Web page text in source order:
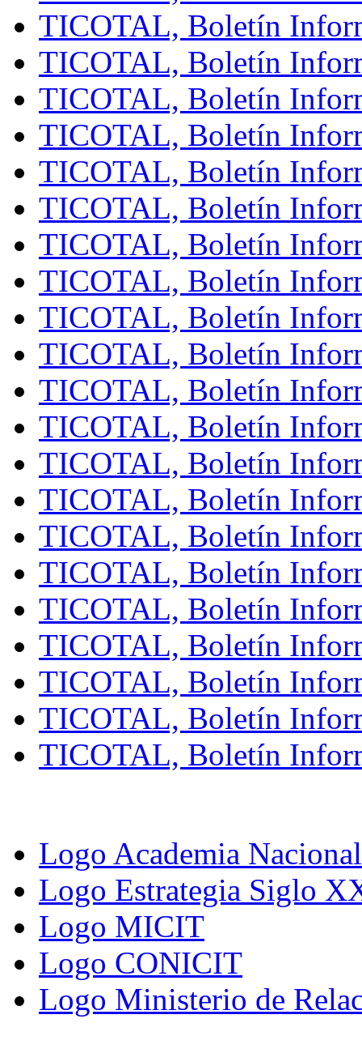
TICOTAL, Boletín
TICOTAL, Boletín
TICOTAL, Boletín
TICOTAL, Boletín
TICOTAL, Boletín
TICOTAL, Boletín
TICOTAL, Boletín
TICOTAL, Boletín
TICOTAL, Boletín
TICOTAL, Boletín
TICOTAL, Boletín
TICOTAL, Boletín
TICOTAL, Boletín
TICOTAL, Boletín
TICOTAL, Boletín
TICOTAL, Boletín
TICOTAL, Boletín
TICOTAL, Boletín
TICOTAL, Boletín
TICOTAL, Boletín
TICOTAL, Boletín
Logo Academia
Logo Estrategia Siglo
Logo MICIT
Logo CONICIT
Logo Ministerio de